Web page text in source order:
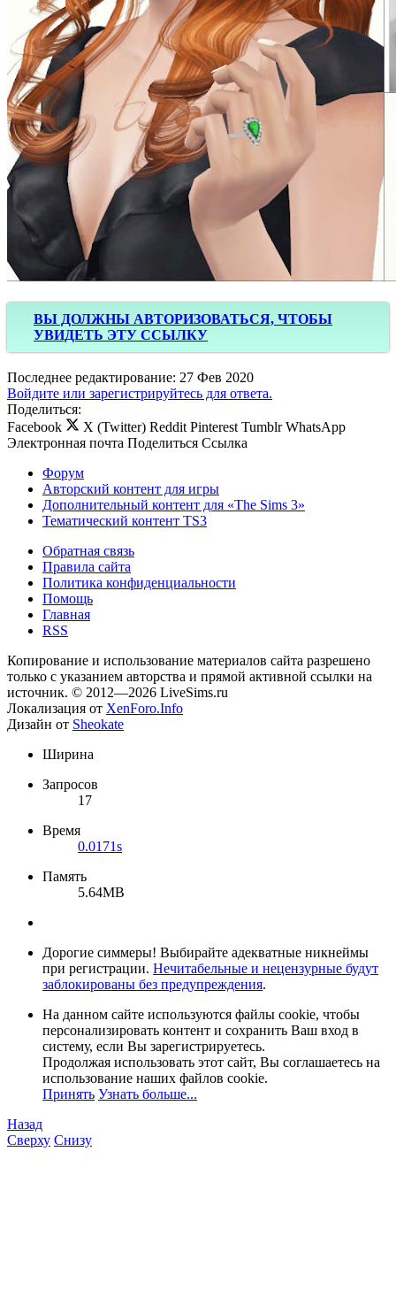
ВЫ ДОЛЖНЫ АВТОРИЗОВАТЬСЯ, ЧТОБЫ
УВИДЕТЬ ЭТУ ССЫЛКУ
Последнее редактирование: 27 Фев 2020
Войдите или зарегистрируйтесь для ответа.
Поделиться:
Facebook
X (Twitter) Reddit Pinterest Tumblr WhatsApp
Электронная почта Поделиться Ссылка
Форум
Авторский контент для игры
Дополнительный контент для «The Sims 3»
Тематический контент TS3
Обратная связь
Правила сайта
Политика конфиденциальности
Помощь
Главная
RSS
Копирование и использование материалов сайта разрешено
только с указанием авторства и прямой активной ссылки на
источник. © 2012—2026 LiveSims.ru
Локализация от XenForo.Info
Дизайн от Sheokate
Ширина
Запросов
17
Время
0.0171s
Память
5.64MB
Дорогие симмеры! Выбирайте адекватные никнеймы
при регистрации. Нечитабельные и нецензурные будут
заблокированы без предупреждения.
На данном сайте используются файлы cookie, чтобы
персонализировать контент и сохранить Ваш вход в
систему, если Вы зарегистрируетесь.
Продолжая использовать этот сайт, Вы соглашаетесь на
использование наших файлов cookie.
Принять Узнать больше...
Назад
Сверху Снизу